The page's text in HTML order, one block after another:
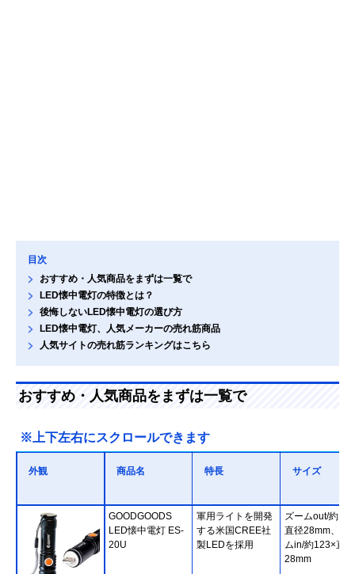
目次
おすすめ・人気商品をまずは一覧で
LED懐中電灯の特徴とは？
後悔しないLED懐中電灯の選び方
LED懐中電灯、人気メーカーの売れ筋商品
人気サイトの売れ筋ランキングはこちら
おすすめ・人気商品をまずは一覧で
※上下左右にスクロールできます
外観 商品名 特長 サイズ
GOODGOODS
LED懐中電灯 ES-
20U
軍用ライトを開発
する米国CREE社
製LEDを採用
ズームout/約
直径28mm、ズ
ムin/約123×直径
28mm